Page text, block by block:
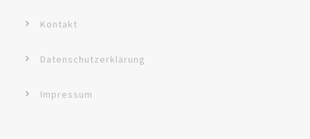
Kontakt
Datenschutzerklärung
Impressum